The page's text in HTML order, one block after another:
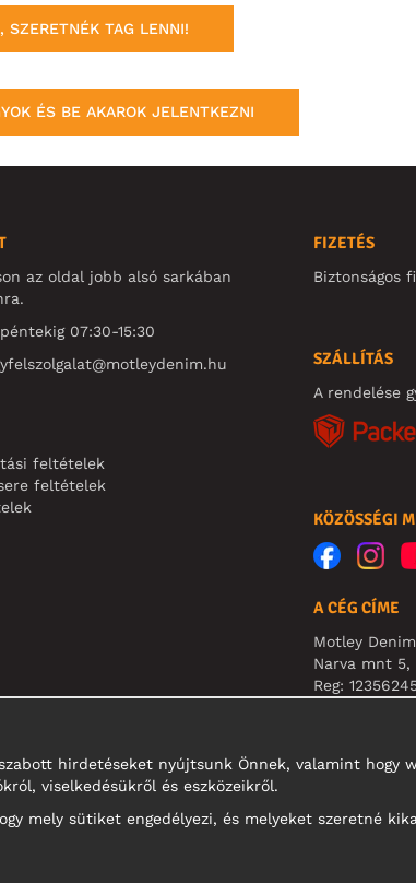
SZERETNÉK TAG LENNI!
ÉS BE AKAROK JELENTKEZNI
az oldal jobb alsó sarkában
07:30-15:30
feltételek
feltételek
FIZETÉS
Biztonságos
SZÁLLÍTÁS
A rendelése
KÖZÖSSÉGI
A CÉG CÍME
Motley
Narva mnt 5,
Reg:
hirdetéseket nyújtsunk Önnek, valamint hogy
viselkedésükről és eszközeikről.
mely sütiket engedélyezi, és melyeket szeretné